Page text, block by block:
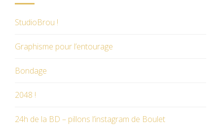
StudioBrou !
Graphisme pour l’entourage
Bondage
2048 !
24h de la BD – pillons l’instagram de Boulet